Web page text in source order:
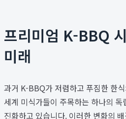
프리미엄 K-BBQ
미래
과거 K-BBQ가 저렴하고 푸짐한 한
세계 미식가들이 주목하는 하나의 독
진화하고 있습니다. 이러한 변화의